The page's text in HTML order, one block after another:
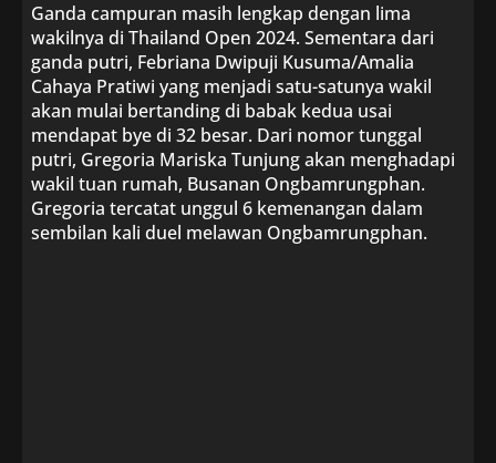
Ganda campuran masih lengkap dengan lima
wakilnya di Thailand Open 2024. Sementara dari
ganda putri, Febriana Dwipuji Kusuma/Amalia
Cahaya Pratiwi yang menjadi satu-satunya wakil
akan mulai bertanding di babak kedua usai
mendapat bye di 32 besar. Dari nomor tunggal
putri, Gregoria Mariska Tunjung akan menghadapi
wakil tuan rumah, Busanan Ongbamrungphan.
Gregoria tercatat unggul 6 kemenangan dalam
sembilan kali duel melawan Ongbamrungphan.